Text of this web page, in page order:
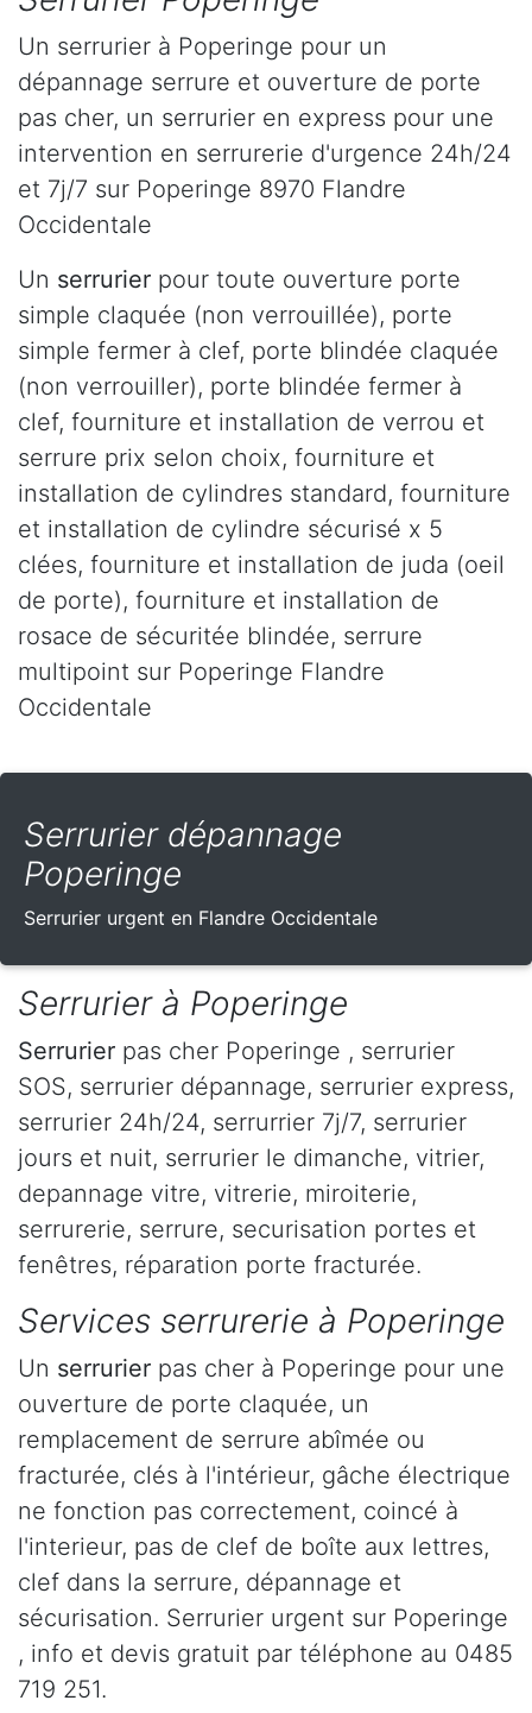
Un serrurier à Poperinge pour un
dépannage serrure et ouverture de porte
pas cher, un serrurier en express pour une
intervention en serrurerie d'urgence 24h/24
et 7j/7 sur Poperinge 8970 Flandre
Occidentale
Un serrurier pour toute ouverture porte
simple claquée (non verrouillée), porte
simple fermer à clef, porte blindée claquée
(non verrouiller), porte blindée fermer à
clef, fourniture et installation de verrou et
serrure prix selon choix, fourniture et
installation de cylindres standard, fourniture
et installation de cylindre sécurisé x 5
clées, fourniture et installation de juda (oeil
de porte), fourniture et installation de
rosace de sécuritée blindée, serrure
multipoint sur Poperinge Flandre
Occidentale
Serrurier dépannage
Poperinge
Serrurier urgent en Flandre Occidentale
Serrurier à Poperinge
Serrurier pas cher Poperinge , serrurier
SOS, serrurier dépannage, serrurier express,
serrurier 24h/24, serrurrier 7j/7, serrurier
jours et nuit, serrurier le dimanche, vitrier,
depannage vitre, vitrerie, miroiterie,
serrurerie, serrure, securisation portes et
fenêtres, réparation porte fracturée.
Services serrurerie à Poperinge
Un serrurier pas cher à Poperinge pour une
ouverture de porte claquée, un
remplacement de serrure abîmée ou
fracturée, clés à l'intérieur, gâche électrique
ne fonction pas correctement, coincé à
l'interieur, pas de clef de boîte aux lettres,
clef dans la serrure, dépannage et
sécurisation. Serrurier urgent sur Poperinge
, info et devis gratuit par téléphone au 0485
719 251.